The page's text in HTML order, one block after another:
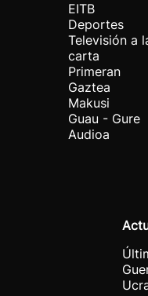
EITB
Deportes
Televisión a
carta
Primeran
Gaztea
Makusi
Guau - Gure
Audioa